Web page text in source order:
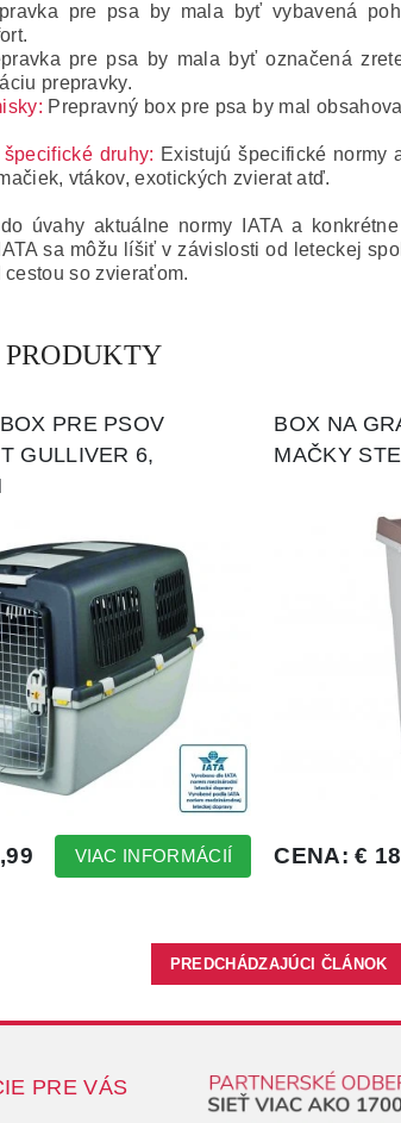
pre psa by mala byť vybavená
pre psa by mala byť označená
prepravky.
Prepravný box pre psa by mal
druhy: Existujú špecifické normy
vtákov, exotických zvierat atď.
úvahy aktuálne normy IATA a
sa môžu líšiť v závislosti od leteckej
so zvieraťom.
PREDCHÁDZAJÚCI ČLÁNOK
PRE VÁS